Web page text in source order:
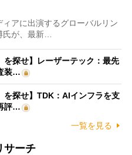
アに出演するグローバルリン
が、最新…
を探せ】レーザーテック：最先
装…
を探せ】TDK：AIインフラを支
評…
一覧を見る
サーチ